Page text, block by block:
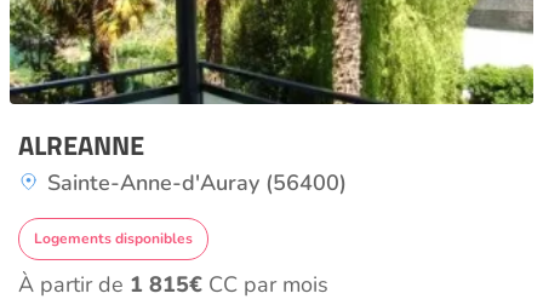
ALREANNE
Sainte-Anne-d'Auray (56400)
Logements disponibles
À partir de 1 815€ CC par mois